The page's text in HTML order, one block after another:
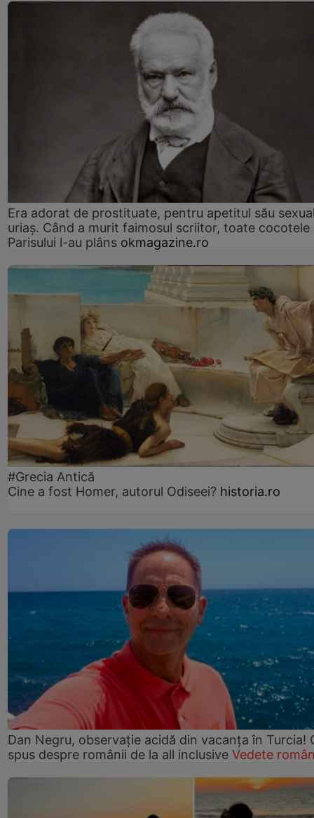
Era adorat de prostituate, pentru apetitul său
uriaș. Când a murit faimosul scriitor, toate cocotele
Parisului l-au plâns okmagazine.ro
#Grecia Antică
Cine a fost Homer, autorul Odiseei? historia.ro
Dan Negru, observație acidă din vacanța în Turcia!
spus despre românii de la all inclusive Vedete